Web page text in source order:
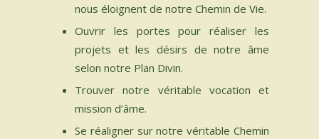
nous éloignent de notre Chemin de Vie.
Ouvrir les portes pour réaliser les
projets et les désirs de notre âme
selon notre Plan Divin.
Trouver notre véritable vocation et
mission d’âme.
Se réaligner sur notre véritable Chemin